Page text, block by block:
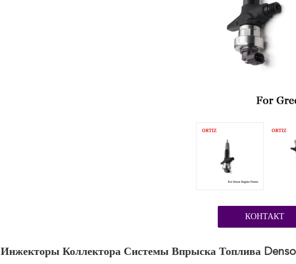
КОНТАКТ
Инжекторы Коллектора Системы Впрыска Топлива